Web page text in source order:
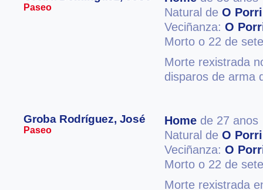
Paseo
Natural de O
Veciñanza: O
Morto o 22 de
Morte rexistrada
disparos de arma
Groba Rodríguez, José
Paseo
Home de 27 anos
Natural de O
Veciñanza: O
Morto o 22 de
Morte rexistrada